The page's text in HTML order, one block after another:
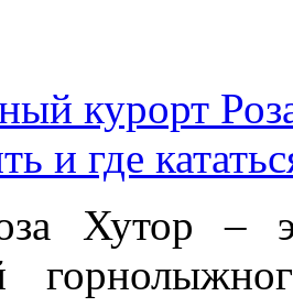
курорт
и где
Хутор –